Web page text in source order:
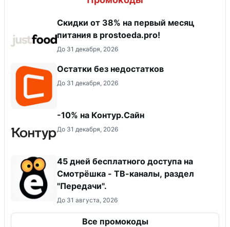
​Скидки от 38% на первый месяц
питания в prostoeda.pro!
До 31 декабря, 2026
Остатки без недостатков
До 31 декабря, 2026
-10% на Контур.Сайн
До 31 декабря, 2026
45 дней бесплатного доступа на
Смотрёшка - ТВ-каналы, раздел
"Передачи".
До 31 августа, 2026
Все промокоды